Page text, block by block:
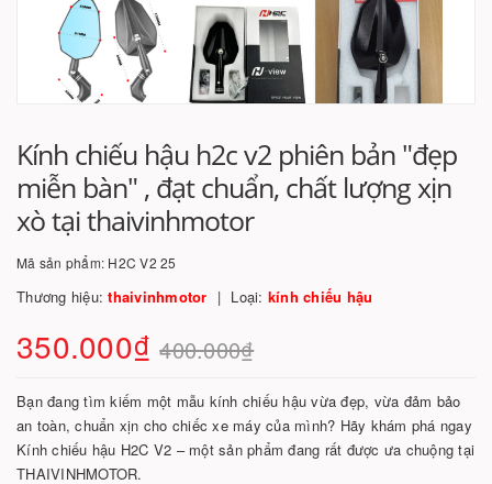
Kính chiếu hậu h2c v2 phiên bản "đẹp
miễn bàn" , đạt chuẩn, chất lượng xịn
xò tại thaivinhmotor
Mã sản phẩm: H2C V2 25
Thương hiệu:thaivinhmotor Loại: kính chiếu hậu
350.000₫ 400.000₫
Bạn đang tìm kiếm một mẫu kính chiếu hậu vừa đẹp, vừa đảm bảo
an toàn, chuẩn xịn cho chiếc xe máy của mình? Hãy khám phá ngay
Kính chiếu hậu H2C V2 – một sản phẩm đang rất được ưa chuộng tại
THAIVINHMOTOR.